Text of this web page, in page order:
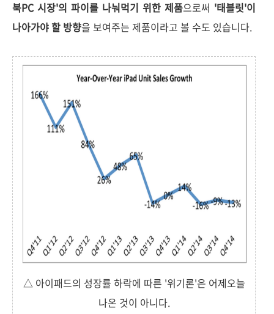
북PC 시장'의 파이를 나눠먹기 위한 제품으로써 '태블릿'이
나아가야 할 방향을 보여주는 제품이라고 볼 수도 있습니다.
△ 아이패드의 성장률 하락에 따른 '위기론'은 어제오늘
나온 것이 아니다.